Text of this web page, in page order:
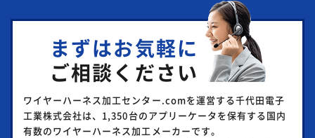
まずはお気軽に
ご相談ください
ワイヤーハーネス加工センター.comを運営する千代田電子
工業株式会社は、1,350台のアプリーケータを保有する国内
有数のワイヤーハーネス加工メーカーです。